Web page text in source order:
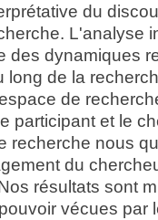
du
L'analyse
des dynamiques
de la
de
participant et le
recherche nous
du
résultats sont
vécues par